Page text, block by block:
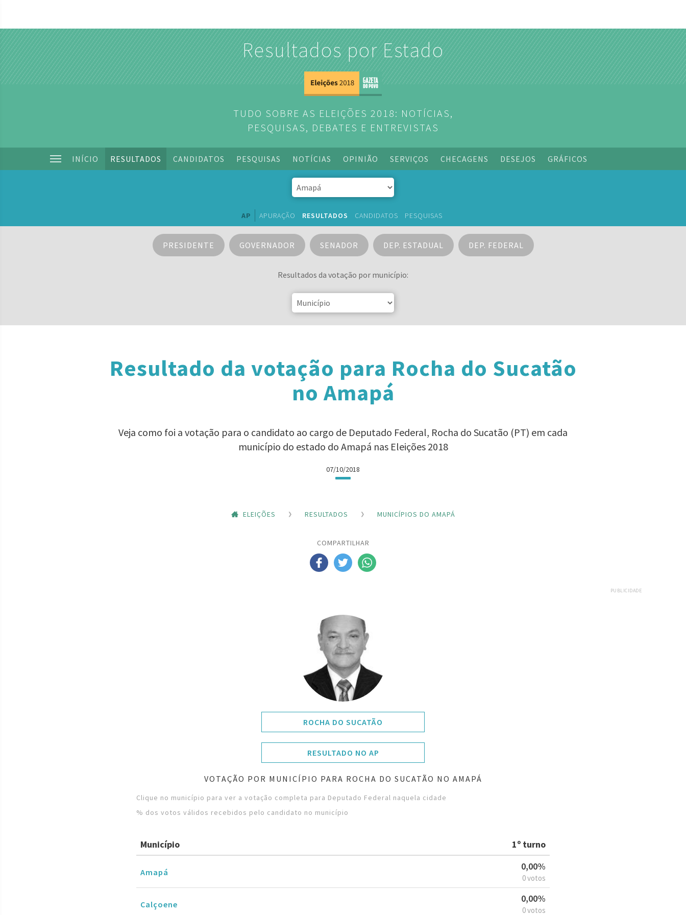
Resultados por Estado
TUDO SOBRE AS ELEIÇÕES 2018: NOTÍCIAS,
PESQUISAS, DEBATES E ENTREVISTAS
INÍCIO RESULTADOS CANDIDATOS PESQUISAS NOTÍCIAS OPINIÃO SERVIÇOS CHECAGENS DESEJOS GRÁFICOS
AP APURAÇÃO RESULTADOS CANDIDATOS PESQUISAS
PRESIDENTE GOVERNADOR SENADOR DEP. ESTADUAL DEP. FEDERAL
Resultados da votação por município:
Resultado da votação para Rocha do Sucatão
no Amapá
Veja como foi a votação para o candidato ao cargo de Deputado Federal, Rocha do Sucatão (PT) em cada
município do estado do Amapá nas Eleições 2018
07/10/2018
ELEIÇÕES RESULTADOS MUNICÍPIOS DO AMAPÁ
COMPARTILHAR
PUBLICIDADE
ROCHA DO SUCATÃO
RESULTADO NO AP
VOTAÇÃO POR MUNICÍPIO PARA ROCHA DO SUCATÃO NO AMAPÁ
Clique no município para ver a votação completa para Deputado Federal naquela cidade
% dos votos válidos recebidos pelo candidato no município
Município 1º turno
Amapá
0,00%
0 votos
Calçoene
0,00%
0 votos